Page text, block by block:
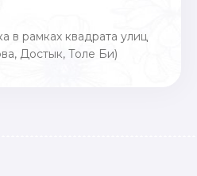
в рамках квадрата улиц
Достык, Толе Би)